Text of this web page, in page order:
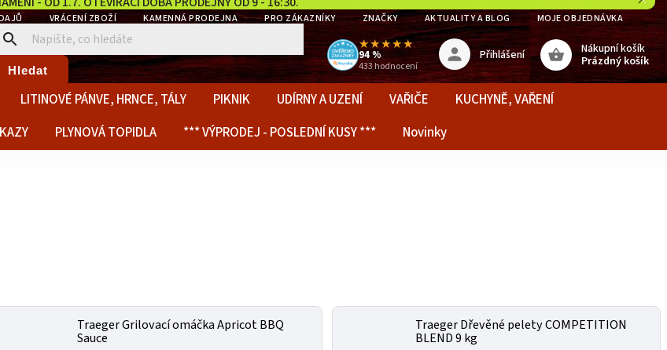
VRÁCENÍ ZBOŽÍ KAMENNÁ PRODEJNA PRO ZÁKAZNÍKY ZNAČKY AKTUALITY A BLOG MOJE OBJEDNÁVKA
Hledat
★★★★★
94 %
433 hodnocení
Nákupní košík
Prázdný košík
Přihlášení
LITINOVÉ PÁNVE, HRNCE, TÁLY PIKNIK UDÍRNY A UZENÍ VAŘIČE
KUCHYNĚ, VAŘENÍ
PLYNOVÁ TOPIDLA *** VÝPRODEJ - POSLEDNÍ KUSY *** Novinky
Traeger Grilovací omáčka Apricot BBQ
Sauce
Traeger Dřevěné pelety COMPETITION
BLEND 9 kg